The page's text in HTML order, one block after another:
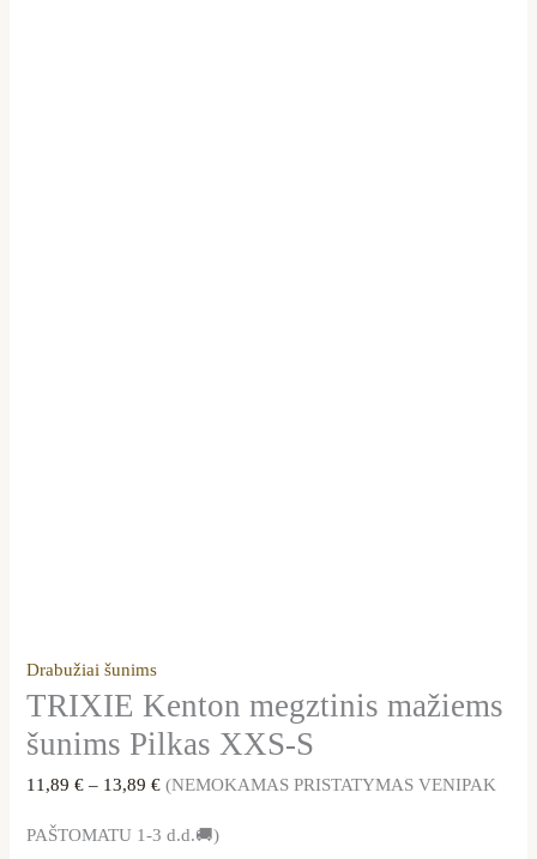
Drabužiai šunims
TRIXIE Kenton megztinis mažiems
šunims Pilkas XXS-S
11,89€ – 13,89€ (NEMOKAMAS PRISTATYMAS VENIPAK
PAŠTOMATU 1-3 d.d.🚚)